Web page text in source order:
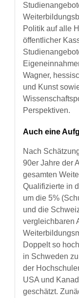
Politik auf alle
öffentlicher
Wagner,
und Kunst
Perspektiven.
Auch eine
Nach
90er Jahre der
gesamten
Qualifizierte in
um die 5%
und die
vergleichbaren
Doppelt so
in Schweden
der
USA und
geschätzt.